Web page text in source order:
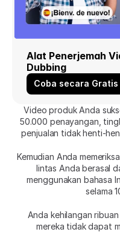
Alat Penerjemah
Dubbing
Coba secara Gratis
Video produk Anda
50.000 penayangan,
penjualan tidak henti-
Kemudian Anda
lintas Anda berasal
menggunakan bahasa
selama
Anda kehilangan
mereka tidak dapat